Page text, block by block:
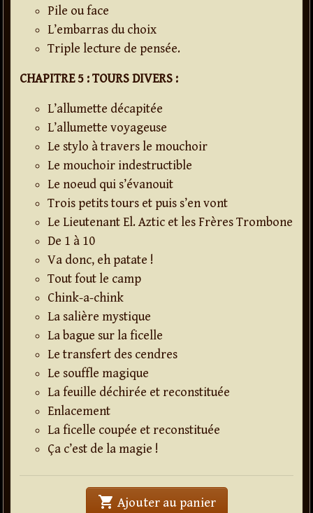
Pile ou face
L’embarras du choix
Triple lecture de pensée.
CHAPITRE 5 : TOURS DIVERS :
L’allumette décapitée
L’allumette voyageuse
Le stylo à travers le mouchoir
Le mouchoir indestructible
Le noeud qui s’évanouit
Trois petits tours et puis s’en vont
Le Lieutenant El. Aztic et les Frères Trombone
De 1 à 10
Va donc, eh patate !
Tout fout le camp
Chink-a-chink
La salière mystique
La bague sur la ficelle
Le transfert des cendres
Le souffle magique
La feuille déchirée et reconstituée
Enlacement
La ficelle coupée et reconstituée
Ça c’est de la magie !
shopping_cart Ajouter au panier' . Manuel de